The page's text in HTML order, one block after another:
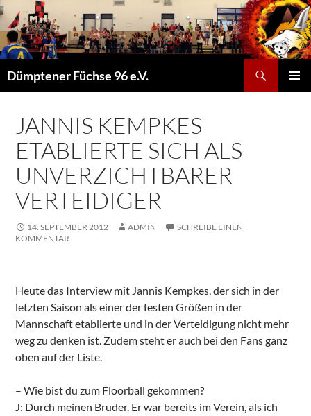
Dümptener Füchse 96 e.V.
SPRINGEN
JANNIS KEMPKES
ETABLIERTE SICH ALS
UNVERZICHTBARER
VERTEIDIGER
14. SEPTEMBER 2012 ADMIN
SCHREIBE EINEN
KOMMENTAR
Heute das Interview mit Jannis Kempkes, der sich in der
letzten Saison als einer der festen Größen in der
Mannschaft etablierte und in der Verteidigung nicht mehr
weg zu denken ist. Zudem steht er auch bei den Fans ganz
oben auf der Liste.
– Wie bist du zum Floorball gekommen?
J: Durch meinen Bruder. Er war bereits im Verein, als ich